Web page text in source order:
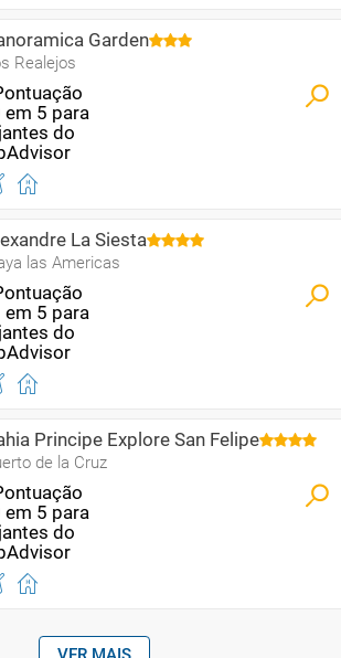
Garden
Realejos
La Siesta
las Americas
Principe Explore San Felipe
de la Cruz